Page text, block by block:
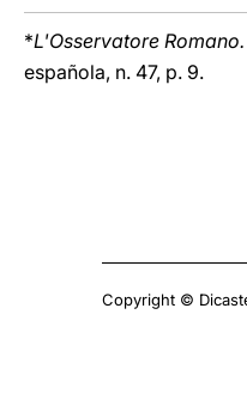
*L'Osservatore Romano.
española, n. 47, p. 9.
Copyright ©